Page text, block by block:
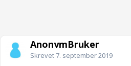
AnonymBruker
Skrevet7. september 2019